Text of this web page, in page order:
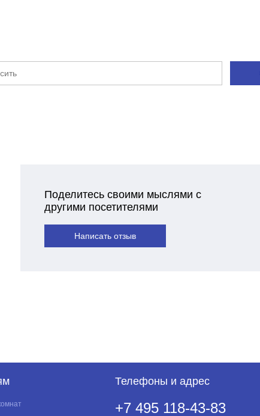
Поделитесь своими мыслями с
другими посетителями
Написать отзыв
Телефоны и адрес
+7 495 118-43-83